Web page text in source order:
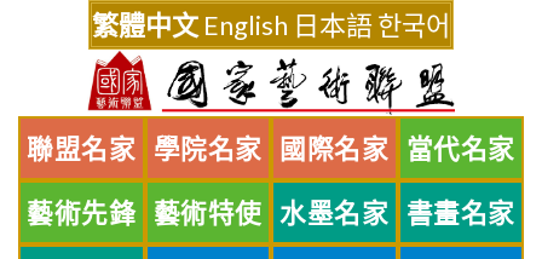
繁體中文 English 日本語한국어
聯盟名家 學院名家 國際名家 當代名家
藝術先鋒 藝術特使 水墨名家 書畫名家